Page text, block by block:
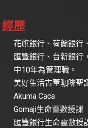
經歷
花旗銀行、荷蘭銀行
匯豐銀行、台新銀行
中10年為管理職。
美好生活古董咖啡聖
Akuma Caca
Gomaji生命靈數授課
匯豐銀行生命靈數授